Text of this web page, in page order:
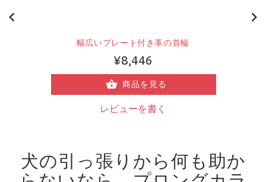
幅広いプレート付き革の首輪
¥8,446
商品を見る
レビューを書く
犬の引っ張りから何も助か